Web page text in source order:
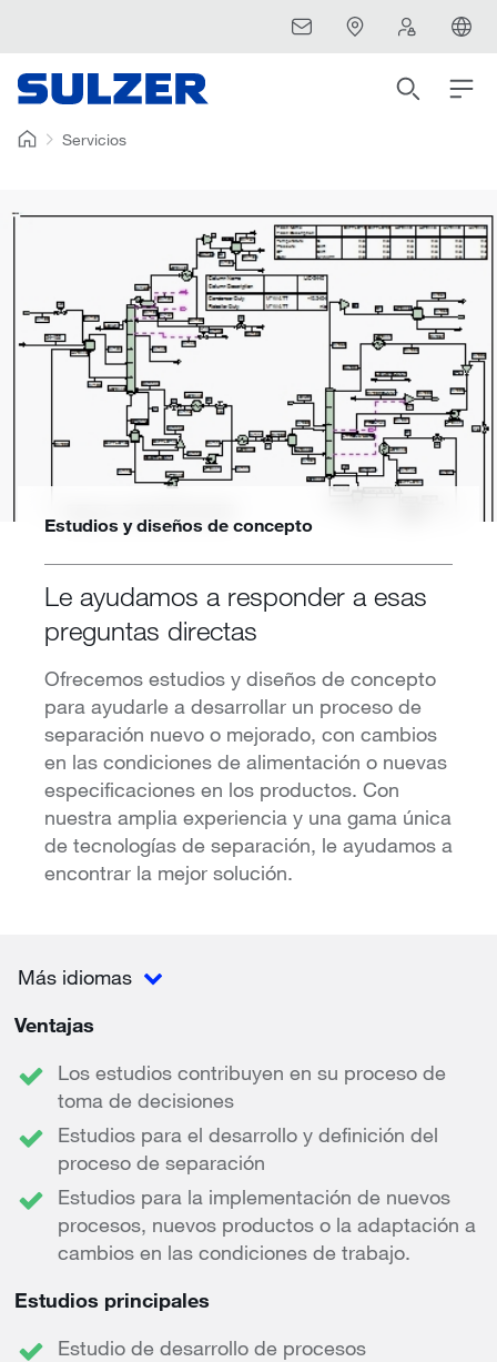
Servicios
Estudios y diseños de concepto
Le ayudamos a responder a esas
preguntas directas
Ofrecemos estudios y diseños de concepto
para ayudarle a desarrollar un proceso de
separación nuevo o mejorado, con cambios
en las condiciones de alimentación o nuevas
especificaciones en los productos. Con
nuestra amplia experiencia y una gama única
de tecnologías de separación, le ayudamos a
encontrar la mejor solución.
Más idiomas
Ventajas
Los estudios contribuyen en su proceso de
toma de decisiones
Estudios para el desarrollo y definición del
proceso de separación
Estudios para la implementación de nuevos
procesos, nuevos productos o la adaptación a
cambios en las condiciones de trabajo.
Estudios principales
Estudio de desarrollo de procesos